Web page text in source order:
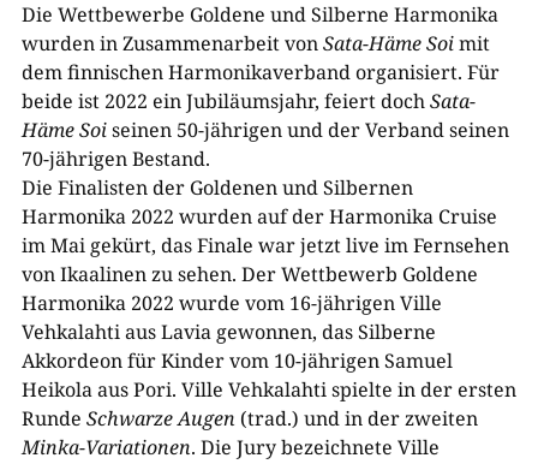
Die Wettbewerbe Goldene und Silberne Harmonika
wurden in Zusammenarbeit vonSata-​Häme Soimit
dem finnischen Harmonikaverband organisiert. Für
beide ist 2022 ein Jubiläumsjahr, feiert dochSata-​
Häme Soiseinen 50-​jährigen und der Verband seinen
70-​jährigen Bestand.
Die Finalisten der Goldenen und Silbernen
Harmonika 2022 wurden auf der Harmonika Cruise
im Mai gekürt, das Finale war jetzt live im Fernsehen
von Ikaalinen zu sehen. Der Wettbewerb Goldene
Harmonika 2022 wurde vom 16-​jährigen Ville
Vehkalahti aus Lavia gewonnen, das Silberne
Akkordeon für Kinder vom 10-​jährigen Samuel
Heikola aus Pori. Ville Vehkalahti spielte in der ersten
Runde Schwarze Augen (trad.) und in der zweiten
Minka-​Variationen. Die Jury bezeichnete Ville